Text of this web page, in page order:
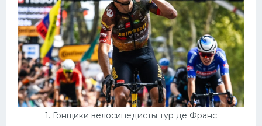
1. Гонщики велосипедисты тур де Франс
КатегорииФото
Много картинок...
Футбол
Баскетбол